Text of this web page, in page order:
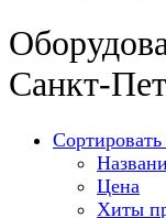
Санкт-
Цена
Хиты